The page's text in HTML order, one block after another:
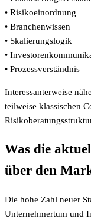
• Risikoeinordnung
• Branchenwissen
• Skalierungslogik
•
• Prozessverständnis
Interessanterweise
teilweise klassischen
Was die
über den
Die hohe Zahl neuer
Unternehmertum und